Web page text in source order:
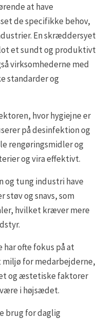
at have
de specifikke behov,
En skræddersyet
et sundt og produktivt
virksomhederne med
standarder og
hvor hygiejne er
på desinfektion og
rengøringsmidler og
og vira effektivt.
og tung industri have
støv og snavs, som
hvilket kræver mere
ofte fokus på at
for medarbejderne,
og æstetiske faktorer
i højsædet.
brug for daglig